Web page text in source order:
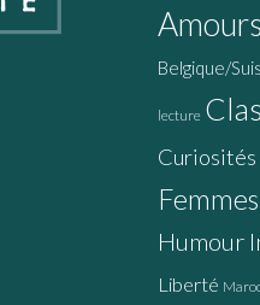
Amours
Belgique/
lecture
Curiosités
Femmes
Humour
Liberté